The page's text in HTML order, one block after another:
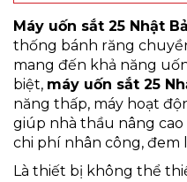
Máy uốn sắt 25 Nhật
thống bánh răng
mang đến khả năng
biệt, máy uốn sắt 25
năng thấp, máy hoạt
giúp nhà thầu nâng cao
chi phí nhân công, đem
Là thiết bị không thể